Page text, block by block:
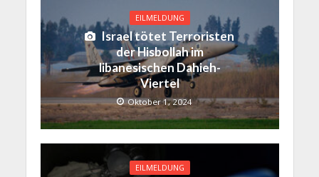
EILMELDUNG
Israel tötet Terroristen
der Hisbollah im
libanesischen Dahieh-
Viertel
Oktober 1, 2024
EILMELDUNG